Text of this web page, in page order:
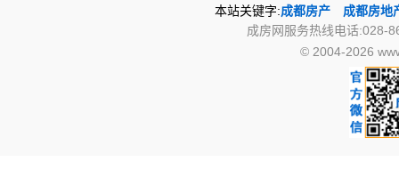
本站关键字:成都房产
成都房地
成房网服务热线电话:028-
© 2004-2026